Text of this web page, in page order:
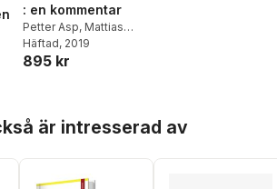
: en kommentar
Petter Asp, Mattias
Larsson ,Mari-Ann
Roos, Josef Zila
Häftad, 2019
895 kr
är intresserad av